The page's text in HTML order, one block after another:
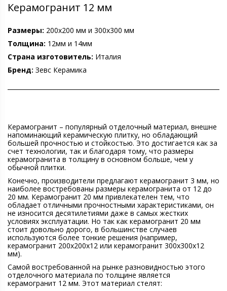
Керамогранит 12 мм
Размеры: 200х200 мм и 300х300 мм
Толщина: 12мм и 14мм
Страна изготовитель: Италия
Бренд: Зевс Керамика
Керамогранит – популярный отделочный материал, внешне
напоминающий керамическую плитку, но обладающий
большей прочностью и стойкостью. Это достигается как за
счет технологии, так и благодаря тому, что размеры
керамогранита в толщину в основном больше, чем у
обычной плитки.
Конечно, производители предлагают керамогранит 3 мм, но
наиболее востребованы размеры керамогранита от 12 до
20 мм. Керамогранит 20 мм привлекателен тем, что
обладает отличными прочностными характеристиками, он
не износится десятилетиями даже в самых жестких
условиях эксплуатации. Но так как керамогранит 20 мм
стоит довольно дорого, в большинстве случаев
используются более тонкие решения (например,
керамогранит 200х200х12 или керамогранит 300х300х12
мм).
Самой востребованной на рынке разновидностью этого
отделочного материала по толщине является
керамогранит 12 мм. Этот материал стелят: